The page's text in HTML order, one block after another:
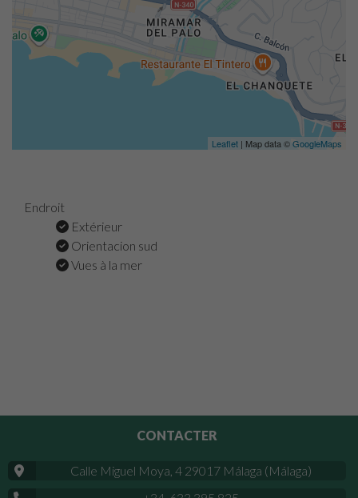
Leaflet | Map data ©GoogleMaps
Endroit
Extérieur
Orientacion sud
Vues à la mer
CONTACTER
Calle Miguel Moya, 4 29017 Málaga (Málaga)